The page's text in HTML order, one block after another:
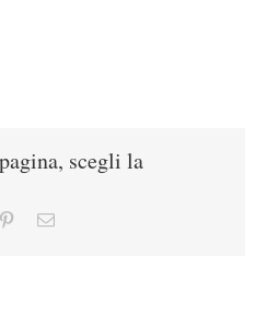
scegli la
PinterestEmail